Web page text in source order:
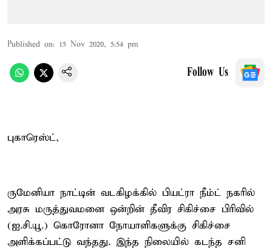
Published on: 15 Nov 2020, 5:54 pm
Follow Us
புகாரெஸ்ட்,
ருமேனியா நாட்டின் வடகிழக்கில் பியட்ரா நீம்ட் நகரில்
அரசு மருத்துவமனை ஒன்றின் தீவிர சிகிச்சை பிரிவில்
(ஐ.சி.யூ.) கொரோனா நோயாளிகளுக்கு சிகிச்சை
அளிக்கப்பட்டு வந்தது. இந்த நிலையில் கடந்த சனி